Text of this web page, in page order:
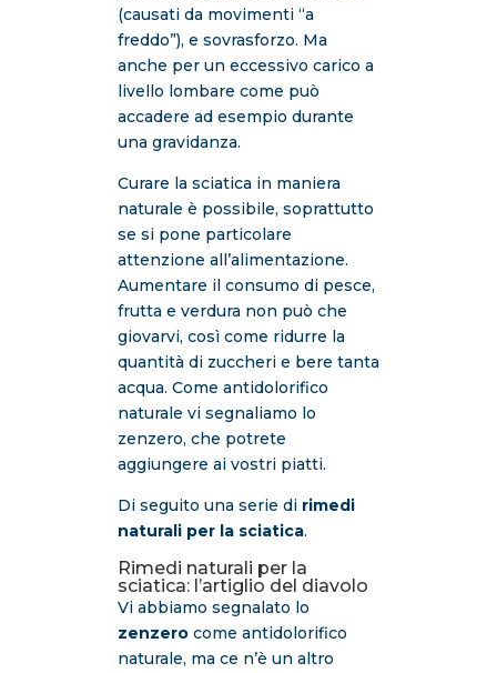
(causati da movimenti “a
freddo”), e sovrasforzo. Ma
anche per un eccessivo carico a
livello lombare come può
accadere ad esempio durante
una gravidanza.
Curare la sciatica in maniera
naturale è possibile, soprattutto
se si pone particolare
attenzione all’alimentazione.
Aumentare il consumo di pesce,
frutta e verdura non può che
giovarvi, così come ridurre la
quantità di zuccheri e bere tanta
acqua. Come antidolorifico
naturale vi segnaliamo lo
zenzero, che potrete
aggiungere ai vostri piatti.
Di seguito una serie di rimedi
naturali per la sciatica.
Rimedi naturali per la
sciatica: l’artiglio del diavolo
Vi abbiamo segnalato lo
zenzerocome antidolorifico
naturale, ma ce n’è un altro